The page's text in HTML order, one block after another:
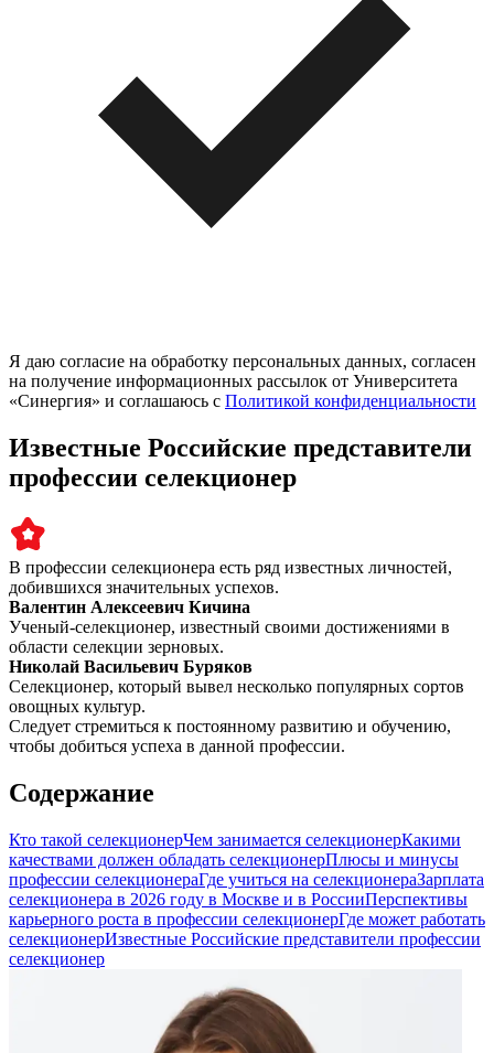
Я даю согласие на обработку персональных данных, согласен
на получение информационных рассылок от Университета
«Синергия» и соглашаюсь c Политикой конфиденциальности
Известные Российские представители
профессии селекционер
В профессии селекционера есть ряд известных личностей,
добившихся значительных успехов.
Валентин Алексеевич Кичина
Ученый-селекционер, известный своими достижениями в
области селекции зерновых.
Николай Васильевич Буряков
Селекционер, который вывел несколько популярных сортов
овощных культур.
Следует стремиться к постоянному развитию и обучению,
чтобы добиться успеха в данной профессии.
Содержание
Кто такой селекционерЧем занимается селекционерКакими
качествами должен обладать селекционерПлюсы и минусы
профессии селекционераГде учиться на селекционераЗарплата
селекционера в 2026 году в Москве и в РоссииПерспективы
карьерного роста в профессии селекционерГде может работать
селекционерИзвестные Российские представители профессии
селекционер